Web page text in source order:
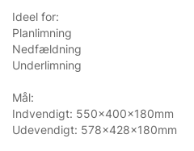
Ideel for:
Planlimning
Nedfældning
Underlimning
Mål:
Indvendigt: 550x400x180mm
Udevendigt: 578x428x180mm